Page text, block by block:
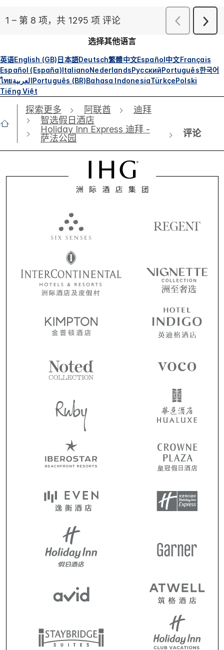
选择其他语言
英语English (GB)日本語Deutsch繁體中文Español中文Français
Español (España)ItalianoNederlandsРусскийPortuguês한국어
ไทยالعربيةPortuguês (BR)Bahasa IndonesiaTürkçePolski
Tiếng Việt
探索更多 阿联酋
迪拜
智选假日酒店
Holiday Inn Express 迪拜 -
萨法公园
评论